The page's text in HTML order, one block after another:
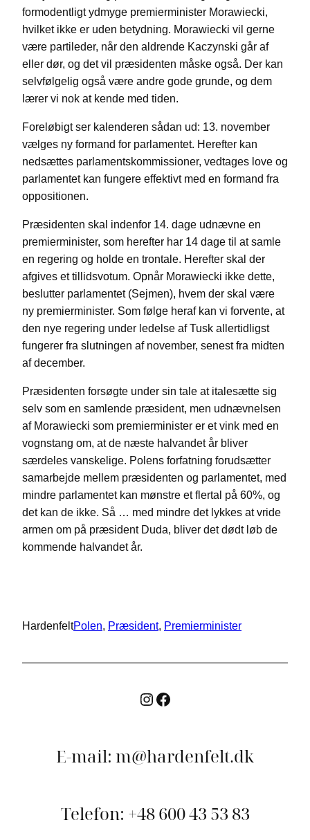
formodentligt ydmyge premierminister Morawiecki,
hvilket ikke er uden betydning. Morawiecki vil gerne
være partileder, når den aldrende Kaczynski går af
eller dør, og det vil præsidenten måske også. Der kan
selvfølgelig også være andre gode grunde, og dem
lærer vi nok at kende med tiden.
Foreløbigt ser kalenderen sådan ud: 13. november
vælges ny formand for parlamentet. Herefter kan
nedsættes parlamentskommissioner, vedtages love og
parlamentet kan fungere effektivt med en formand fra
oppositionen.
Præsidenten skal indenfor 14. dage udnævne en
premierminister, som herefter har 14 dage til at samle
en regering og holde en trontale. Herefter skal der
afgives et tillidsvotum. Opnår Morawiecki ikke dette,
beslutter parlamentet (Sejmen), hvem der skal være
ny premierminister. Som følge heraf kan vi forvente, at
den nye regering under ledelse af Tusk allertidligst
fungerer fra slutningen af november, senest fra midten
af december.
Præsidenten forsøgte under sin tale at italesætte sig
selv som en samlende præsident, men udnævnelsen
af Morawiecki som premierminister er et vink med en
vognstang om, at de næste halvandet år bliver
særdeles vanskelige. Polens forfatning forudsætter
samarbejde mellem præsidenten og parlamentet, med
mindre parlamentet kan mønstre et flertal på 60%, og
det kan de ikke. Så … med mindre det lykkes at vride
armen om på præsident Duda, bliver det dødt løb de
kommende halvandet år.
HardenfeltPolen, Præsident, Premierminister
E-mail: m@hardenfelt.dk
Telefon: +48 600 43 53 83